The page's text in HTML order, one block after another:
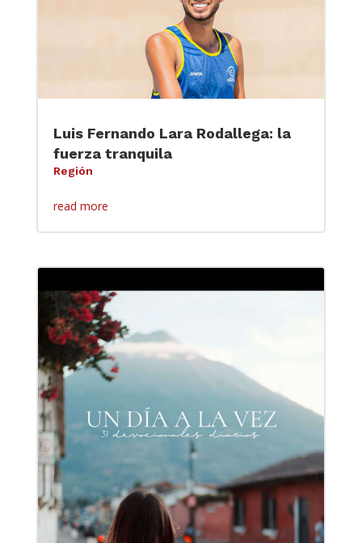
Luis Fernando Lara Rodallega: la
fuerza tranquila
Región
read more